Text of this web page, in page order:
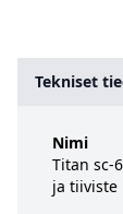
Tekniset
Nimi
Titan sc-
ja tiiviste